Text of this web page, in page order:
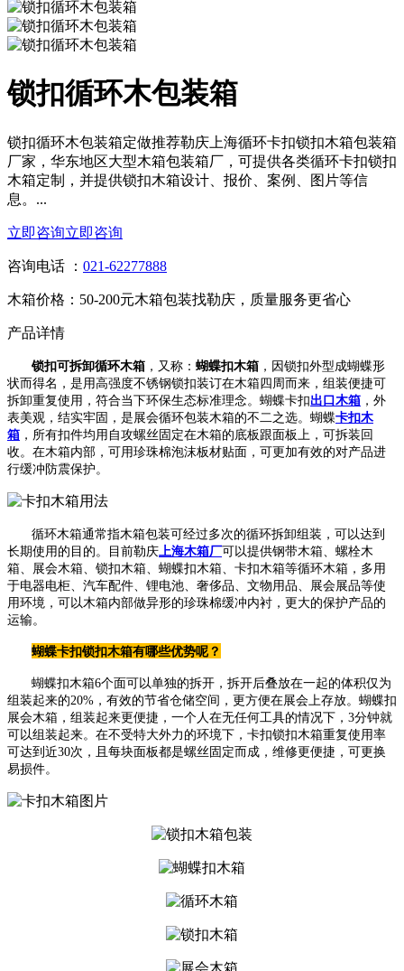
锁扣循环木包装箱
锁扣循环木包装箱定做推荐勒庆上海循环卡扣锁扣木箱包装箱
厂家，华东地区大型木箱包装箱厂，可提供各类循环卡扣锁扣
木箱定制，并提供锁扣木箱设计、报价、案例、图片等信
息。...
立即咨询立即咨询
咨询电话 ： 021-62277888
木箱价格：50-200元木箱包装找勒庆，质量服务更省心
产品详情
锁扣可拆卸循环木箱 ，又称： 蝴蝶扣木箱 ，因锁扣外型成蝴蝶形
状而得名，是用高强度不锈钢锁扣装订在木箱四周而来，组装便捷可
拆卸重复使用，符合当下环保生态标准理念。蝴蝶卡扣出口木箱 ，外
表美观，结实牢固，是展会循环包装木箱的不二之选。蝴蝶卡扣木
箱 ，所有扣件均用自攻螺丝固定在木箱的底板跟面板上，可拆装回
收。在木箱内部，可用珍珠棉泡沫板材贴面，可更加有效的对产品进
行缓冲防震保护。
循环木箱通常指木箱包装可经过多次的循环拆卸组装，可以达到
长期使用的目的。目前勒庆 上海木箱厂可以提供钢带木箱、螺栓木
箱、展会木箱、锁扣木箱、蝴蝶扣木箱、卡扣木箱等循环木箱，多用
于电器电柜、汽车配件、锂电池、奢侈品、文物用品、展会展品等使
用环境，可以木箱内部做异形的珍珠棉缓冲内衬，更大的保护产品的
运输。
蝴蝶卡扣锁扣木箱有哪些优势呢？
蝴蝶扣木箱6个面可以单独的拆开，拆开后叠放在一起的体积仅为
组装起来的20%，有效的节省仓储空间，更方便在展会上存放。蝴蝶扣
展会木箱，组装起来更便捷，一个人在无任何工具的情况下，3分钟就
可以组装起来。在不受特大外力的环境下，卡扣锁扣木箱重复使用率
可达到近30次，且每块面板都是螺丝固定而成，维修更便捷，可更换
易损件。